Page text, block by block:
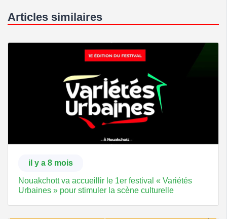
Articles similaires
il y a 8 mois
Nouakchott va accueillir le 1er festival « Variétés
Urbaines » pour stimuler la scène culturelle